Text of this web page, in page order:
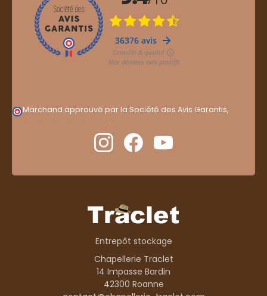
Marchand approuvé par la Société des Avis Garantis,
.
Entrepôt stockage
Chapellerie Traclet
14 Impasse Bardin
42300 Roanne